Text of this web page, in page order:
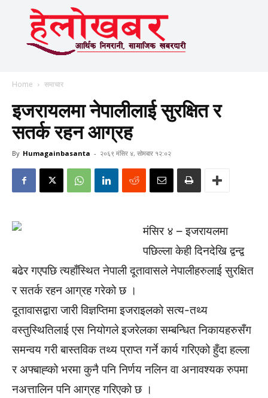
Home समाचार
इजरायलमा नेपालीलाई सुरक्षित र
सतर्क रहन आग्रह
By Humagainbasanta - २०६९ मंसिर ४, सोमबार १२:०२
मंसिर ४ – इजरायलमा
पछिल्ला केही दिनदेखि द्वन्द्व
बढेर गएपछि त्यहाँस्थित नेपाली दूतावासले नेपालीहरुलाई सुरक्षित
र सतर्क रहन आग्रह गरेको छ ।
दूतावासद्वारा जारी विज्ञप्तिमा इजराइलको सत्य-तथ्य
वस्तुस्थितिलाई एस नियोगले इजरेलका सम्बन्धित निकायहरुसँग
समन्वय गरी बास्तविक तथ्य प्राप्त गर्ने कार्य गरिएको हुँदा हल्ला
र अफ्बाह्को भरमा कुनै पनि निर्णय नलिन वा अनावश्यक रुपमा
नअत्तालिन पनि आग्रह गरिएको छ ।